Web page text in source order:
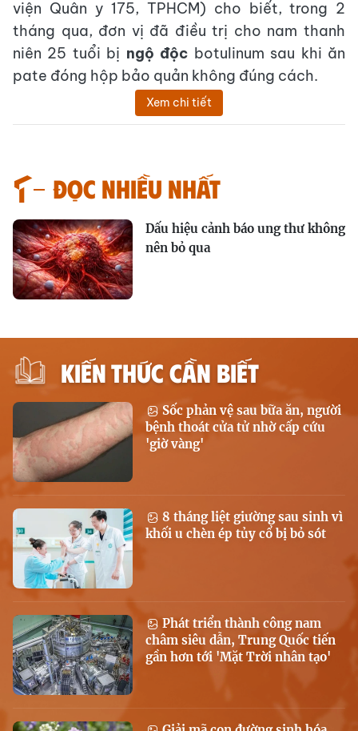
viện Quân y 175, TPHCM) cho biết, trong 2
tháng qua, đơn vị đã điều trị cho nam thanh
niên 25 tuổi bị ngộ độc botulinum sau khi ăn
pate đóng hộp bảo quản không đúng cách.
Xem chi tiết
Đọc nhiều nhất
Dấu hiệu cảnh báo ung thư không
nên bỏ qua
KIẾN THỨC CẦN BIẾT
Sốc phản vệ sau bữa ăn, người
bệnh thoát cửa tử nhờ cấp cứu
'giờ vàng'
8 tháng liệt giường sau sinh vì
khối u chèn ép tủy cổ bị bỏ sót
Phát triển thành công nam
châm siêu dẫn, Trung Quốc tiến
gần hơn tới 'Mặt Trời nhân tạo'